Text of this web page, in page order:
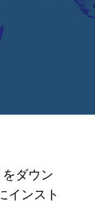
ダウン
インスト